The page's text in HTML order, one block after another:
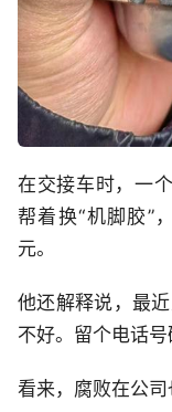
在交接车时，一
帮着换“机脚胶”
元。
他还解释说，最
不好。留个电话号
看来，腐败在公司